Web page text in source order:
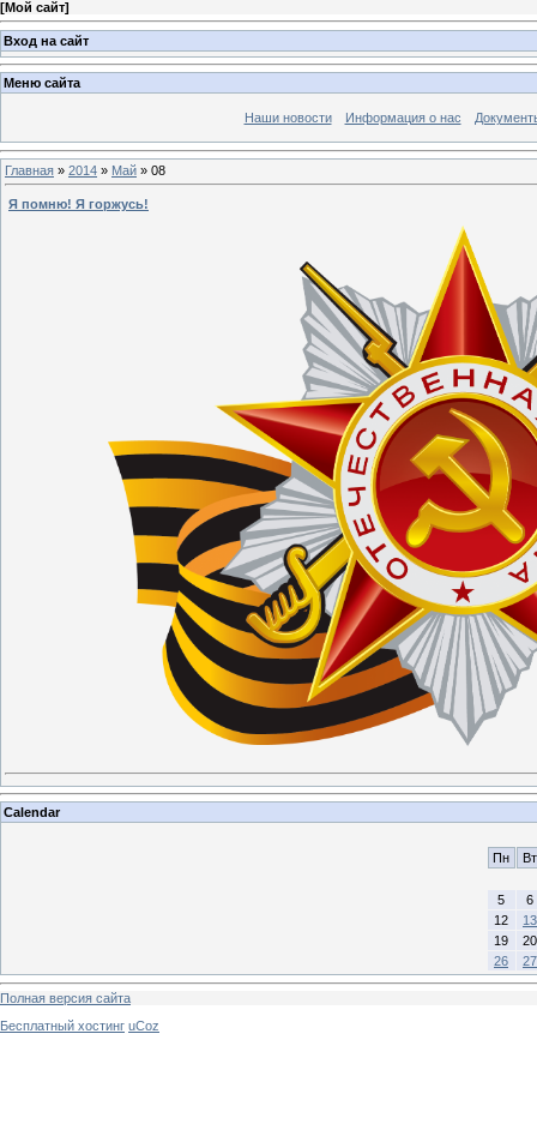
[Мой сайт]
Вход на сайт
Меню сайта
Наши новости Информация о нас
Главная » 2014 » Май » 08
Я помню! Я горжусь!
Calendar
Пн Вт
5
6
12
13
19
20
26
27
Полная версия сайта
Бесплатный хостинг uCoz